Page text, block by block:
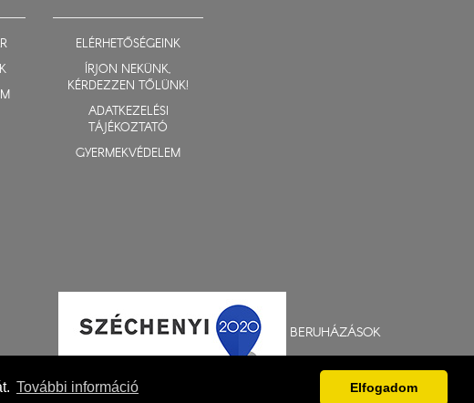
További információ Elfogadom
ELÉRHETŐSÉGEINK
ÍRJON NEKÜNK,
KÉRDEZZEN TŐLÜNK!
ADATKEZELÉSI
TÁJÉKOZTATÓ
GYERMEKVÉDELEM
BERUHÁZÁSOK
Fejlesztés: Gerner Attila, Zadubenszki Norbert